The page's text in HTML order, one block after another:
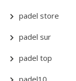
padel store
padel sur
padel top
padel10